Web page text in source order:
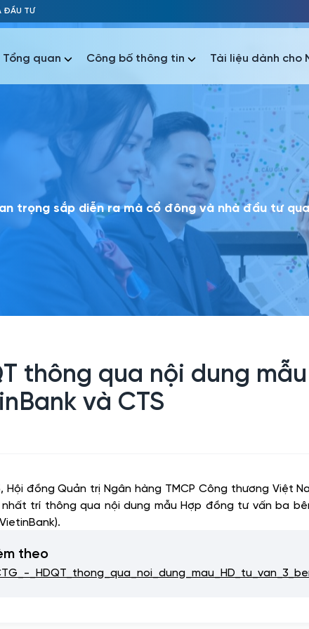
ĐẦU TƯ
Phổ biến nhất
Báo cáo tài chính Thông tin giao
Tổng quan Công bố thông tin Tài liệu dành cho
Phổ biến nhất
Thông tin giao
trọng sắp diễn ra mà cổ đông và nhà đầu tư
thông qua nội dung
và CTS
đồng Quản trị Ngân hàng TMCP Công thương Việt
trí thông qua nội dung mẫu Hợp đồng tư vấn ba
theo